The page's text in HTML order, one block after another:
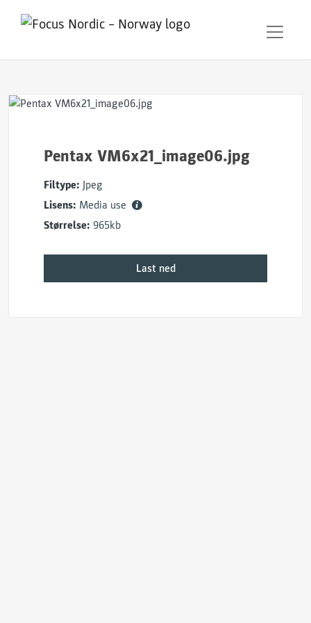
Pentax VM6x21_image06.jpg
Filtype: Jpeg
Lisens: Media use
Størrelse: 965kb
Last ned